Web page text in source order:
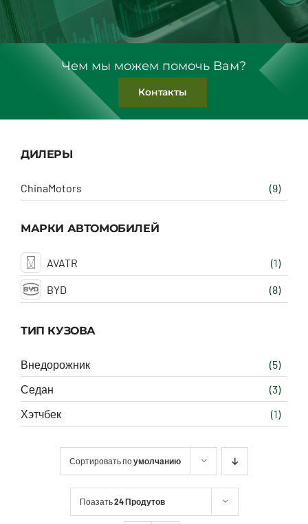
Чем мы можем помочь Вам?
Контакты
ДИЛЕРЫ
ChinaMotors (9)
МАРКИ АВТОМОБИЛЕЙ
AVATR (1)
BYD (8)
ТИП КУЗОВА
Внедорожник
(5)
Седан
(3)
Хэтчбек
(1)
Сортировать поумолчанию
Поазать24 Продутов